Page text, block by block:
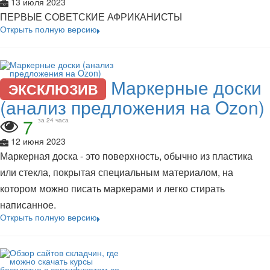
ПЕРВЫЕ СОВЕТСКИЕ АФРИКАНИСТЫ
Открыть полную версию
ЭКСКЛЮЗИВ Маркерные доски
(анализ предложения на Ozon)
7 за 24 часа
12 июня 2023
Маркерная доска - это поверхность, обычно из пластика
или стекла, покрытая специальным материалом, на
котором можно писать маркерами и легко стирать
написанное.
Открыть полную версию